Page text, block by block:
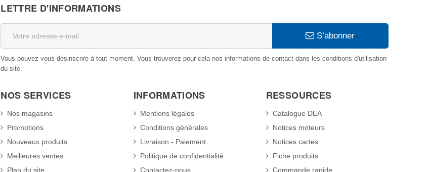
LETTRE D'INFORMATIONS
S’abonner
Vous pouvez vous désinscrire à tout moment. Vous trouverez pour cela nos informations de contact dans les conditions d'utilisation
du site.
NOS SERVICES
Nos magasins
Promotions
Nouveaux produits
Meilleures ventes
Plan du site
INFORMATIONS
Mentions légales
Conditions générales
Livraison - Paiement
Politique de confidentialité
Contactez-nous
RESSOURCES
Catalogue DEA
Notices moteurs
Notices cartes
Fiche produits
Commande rapide